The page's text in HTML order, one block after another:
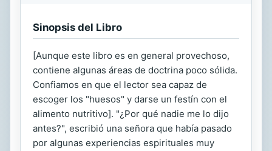
Sinopsis del Libro
[Aunque este libro es en general provechoso,
contiene algunas áreas de doctrina poco sólida.
Confiamos en que el lector sea capaz de
escoger los "huesos" y darse un festín con el
alimento nutritivo]. "¿Por qué nadie me lo dijo
antes?", escribió una señora que había pasado
por algunas experiencias espirituales muy